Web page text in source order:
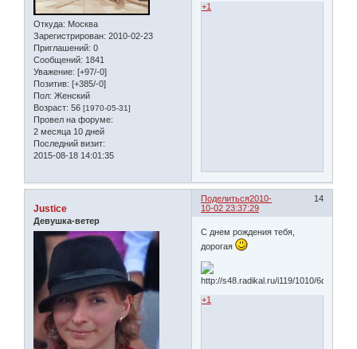
Откуда: Москва
Зарегистрирован: 2010-02-23
Приглашений: 0
Сообщений: 1841
Уважение: [+97/-0]
Позитив: [+385/-0]
Пол: Женский
Возраст: 56 [1970-05-31]
Провел на форуме:
2 месяца 10 дней
Последний визит:
2015-08-18 14:01:35
+1
Поделиться 14
2010-
10-02 23:37:29
Justice
Девушка-ветер
С днем рождения тебя,
дорогая
+1